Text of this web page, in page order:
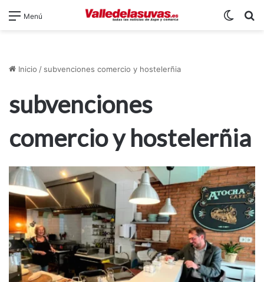
Menú
Inicio / subvenciones comercio y hostelerñia
subvenciones
comercio y hostelerñia